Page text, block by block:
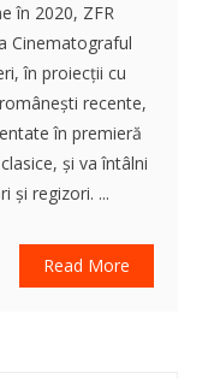
în 2020, ZFR
Cinematograful
în proiecții cu
recente,
în premieră
şi va întâlni
şi regizori. ...
Read More